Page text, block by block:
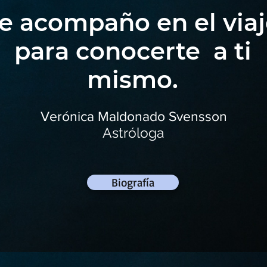
Verónica Maldonado Svensson
Astróloga
Biografía
acompaño en el
para conocerte a ti
mismo.